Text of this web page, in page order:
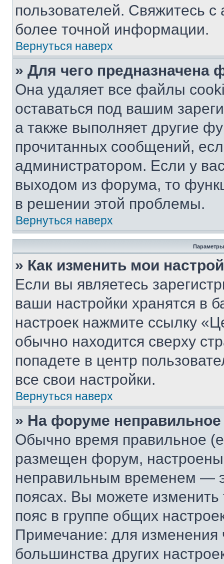
пользователей. Свяжитесь
более точной информации.
Вернуться наверх
» Для чего предназначена
Она удаляет все файлы
оставаться под вашим
а также выполняет другие
прочитанных сообщений,
администратором. Если у
выходом из форума, то
в решении этой проблемы.
Вернуться наверх
Параметры
» Как изменить мои
Если вы являетесь
ваши настройки хранятся в
настроек нажмите ссылку
обычно находится сверху
попадете в центр
все свои настройки.
Вернуться наверх
» На форуме
Обычно время правильное
размещен форум, настроены
неправильным временем —
поясах. Вы можете изменить
пояс в группе общих
Примечание: для изменения
большинства других